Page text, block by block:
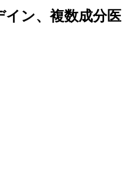
イン、複数成分医